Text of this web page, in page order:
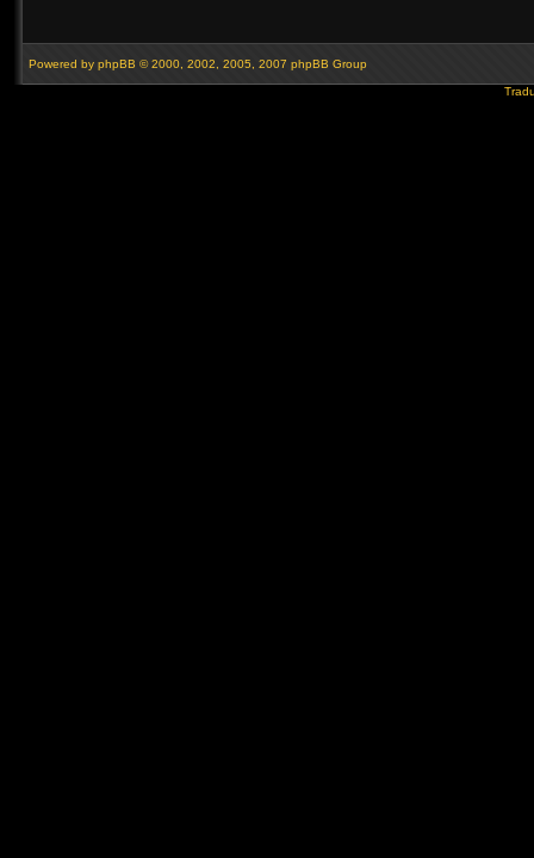
Powered by phpBB © 2000, 2002, 2005, 2007 phpBB Group